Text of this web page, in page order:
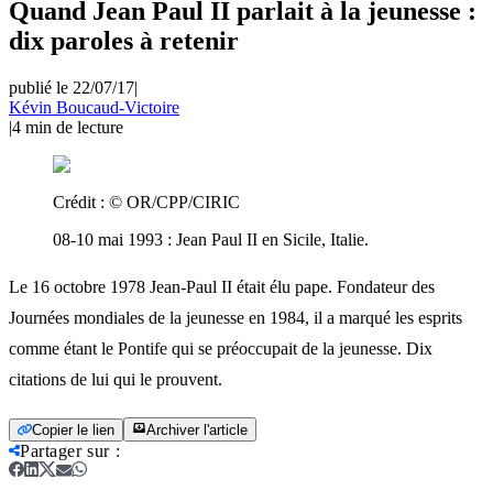
Quand Jean Paul II parlait à la jeunesse :
dix paroles à retenir
publié le 22/07/17|
Kévin Boucaud-Victoire
|4 min de lecture
Crédit : © OR/CPP/CIRIC
08-10 mai 1993 : Jean Paul II en Sicile, Italie.
Le 16 octobre 1978 Jean-Paul II était élu pape. Fondateur des
Journées mondiales de la jeunesse en 1984, il a marqué les esprits
comme étant le Pontife qui se préoccupait de la jeunesse. Dix
citations de lui qui le prouvent.
Copier le lien Archiver l'article
Partager sur: